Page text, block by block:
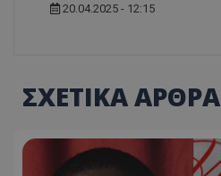
20.04.2025 - 12:15
ΣΧΕΤΙΚΑ ΑΡΘΡΑ